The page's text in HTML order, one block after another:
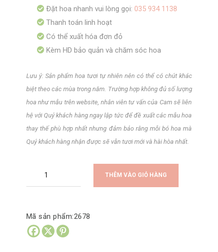
Đặt hoa nhanh vui lòng gọi: 035 934 1138
Thanh toán linh hoạt
Có thể xuất hóa đơn đỏ
Kèm HD bảo quản và chăm sóc hoa
Lưu ý: Sản phẩm hoa tươi tự nhiên nên có thể có chút khác
biệt theo các mùa trong năm. Trường hợp không đủ số lượng
hoa như mẫu trên website, nhân viên tư vấn của Cam sẽ liên
hệ với Quý khách hàng ngay lập tức để đề xuất các mẫu hoa
thay thế phù hợp nhất nhưng đảm bảo rằng mỗi bó hoa mà
Quý khách hàng nhận được sẽ vẫn tươi mới và hài hòa nhất.
4P
THÊM VÀO GIỎ HÀNG
Mã sản phẩm:2678